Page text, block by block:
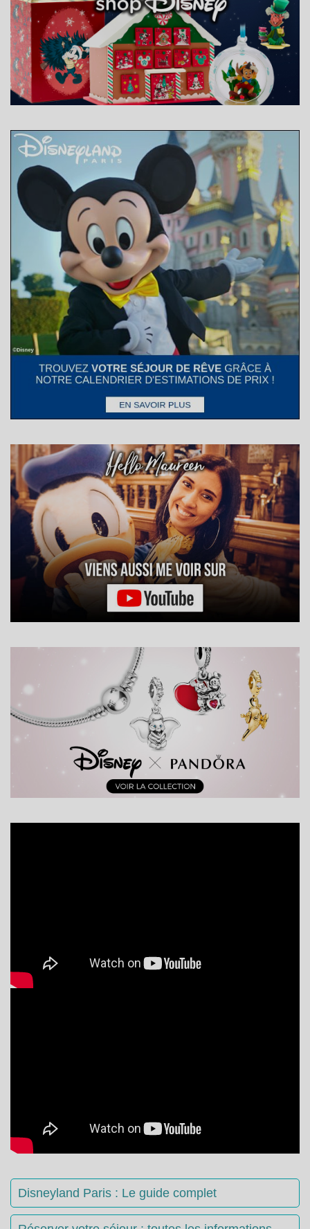
Disneyland Paris : Le guide complet